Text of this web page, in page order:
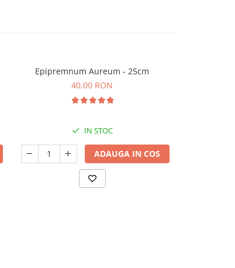
Epipremnum Aureum - 25cm
40,00 RON
IN STOC
ADAUGA IN COS